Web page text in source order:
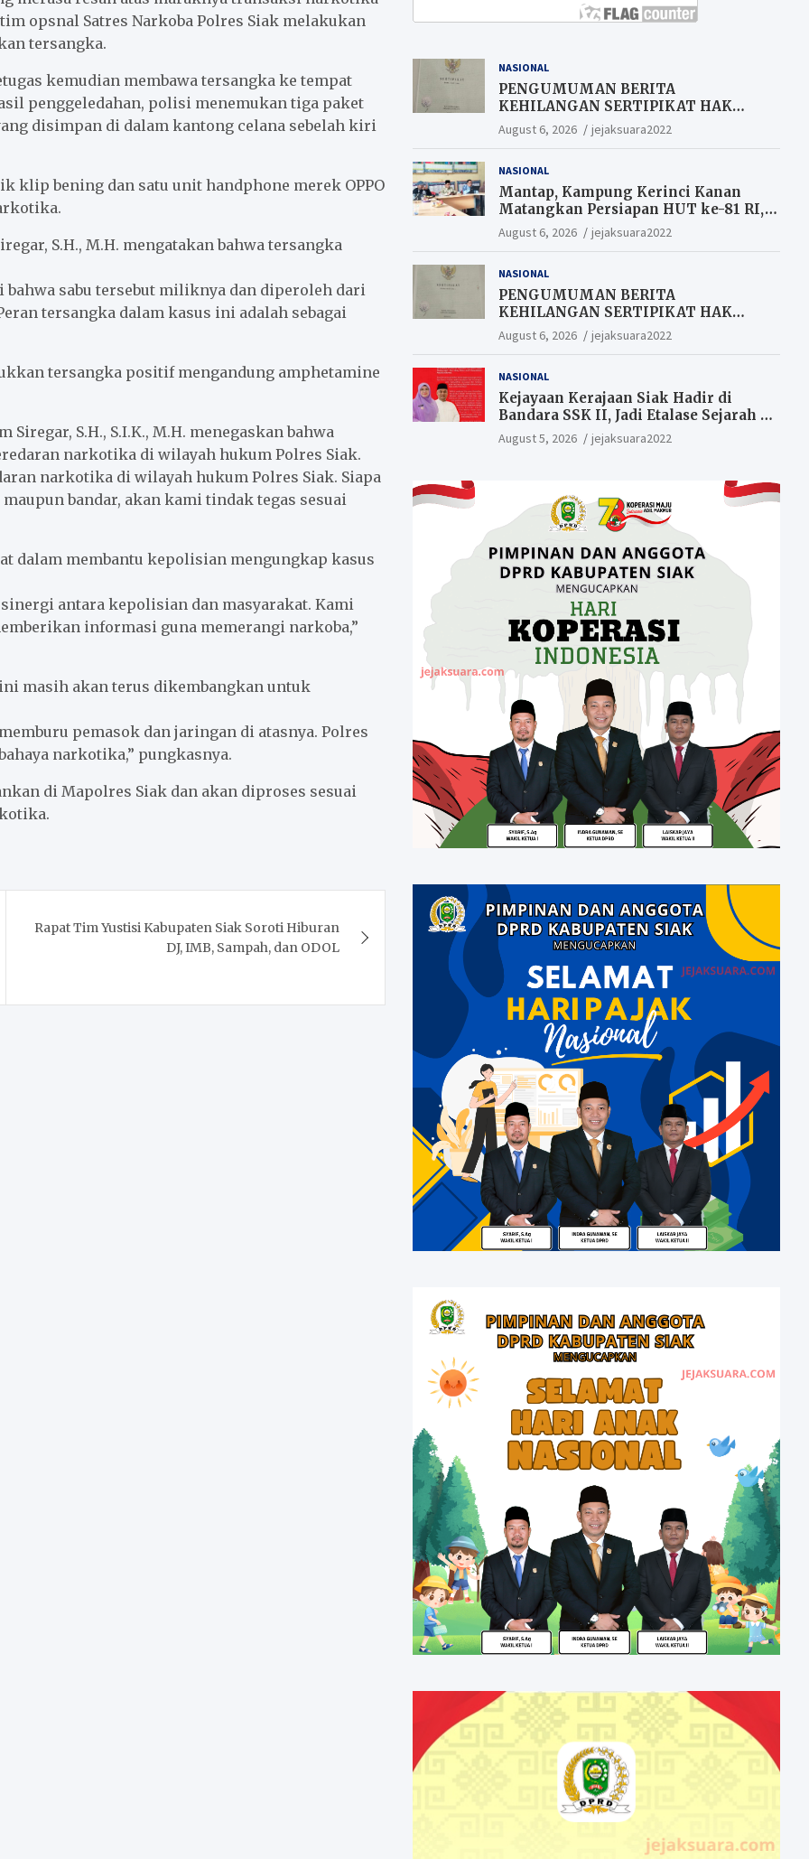
opsnal Satres Narkoba Polres Siak melakukan
tersangka.
kemudian membawa tersangka ke tempat
penggeledahan, polisi menemukan tiga paket
disimpan di dalam kantong celana sebelah kiri
klip bening dan satu unit handphone merek OPPO
S.H., M.H. mengatakan bahwa tersangka
sabu tersebut miliknya dan diperoleh dari
tersangka dalam kasus ini adalah sebagai
tersangka positif mengandung amphetamine
Siregar, S.H., S.I.K., M.H. menegaskan bahwa
narkotika di wilayah hukum Polres Siak.
narkotika di wilayah hukum Polres Siak. Siapa
bandar, akan kami tindak tegas sesuai
dalam membantu kepolisian mengungkap kasus
antara kepolisian dan masyarakat. Kami
informasi guna memerangi narkoba,”
masih akan terus dikembangkan untuk
pemasok dan jaringan di atasnya. Polres
narkotika,” pungkasnya.
di Mapolres Siak dan akan diproses sesuai
Rapat Tim Yustisi Kabupaten Siak Soroti Hiburan
DJ, IMB, Sampah, dan ODOL
NASIONAL
PENGUMUMAN BERITA
KEHILANGAN SERTIPIKAT HAK
MILIK (SHM).
August 6, 2026 jejaksuara2022
NASIONAL
Mantap, Kampung Kerinci Kanan
Matangkan Persiapan HUT ke-81 RI,
Warga yang ikut Upacara
Berkesempatan Raih Hadiah
August 6, 2026 jejaksuara2022
NASIONAL
PENGUMUMAN BERITA
KEHILANGAN SERTIPIKAT HAK
MILIK (SHM).
August 6, 2026 jejaksuara2022
NASIONAL
Kejayaan Kerajaan Siak Hadir di
Bandara SSK II, Jadi Etalase Sejarah di
Gerbang Riau
August 5, 2026 jejaksuara2022